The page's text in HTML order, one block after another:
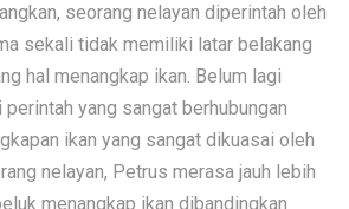
seorang nelayan diperintah oleh
sekali tidak memiliki latar belakang
hal menangkap ikan. Belum lagi
yang sangat berhubungan
ikan yang sangat dikuasai oleh
nelayan, Petrus merasa jauh lebih
menangkap ikan dibandingkan